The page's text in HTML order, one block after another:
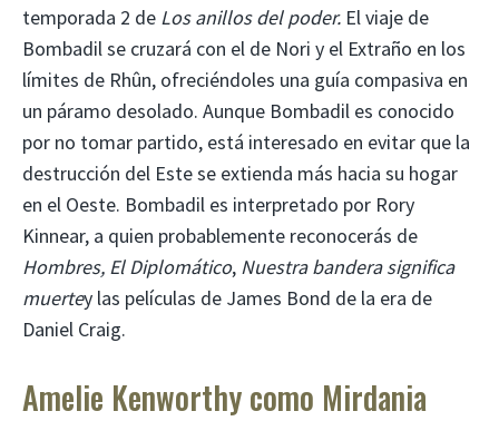
temporada 2 de Los anillos del poder. El viaje de
Bombadil se cruzará con el de Nori y el Extraño en los
límites de Rhûn, ofreciéndoles una guía compasiva en
un páramo desolado. Aunque Bombadil es conocido
por no tomar partido, está interesado en evitar que la
destrucción del Este se extienda más hacia su hogar
en el Oeste. Bombadil es interpretado por Rory
Kinnear, a quien probablemente reconocerás de
Hombres, El Diplomático, Nuestra bandera significa
muertey las películas de James Bond de la era de
Daniel Craig.
Amelie Kenworthy como Mirdania